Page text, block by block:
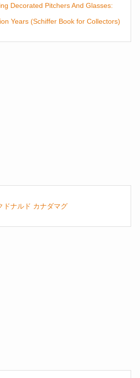
Decorated Pitchers And Glasses:
Years (Schiffer Book for Collectors)
ドナルド カナダマグ